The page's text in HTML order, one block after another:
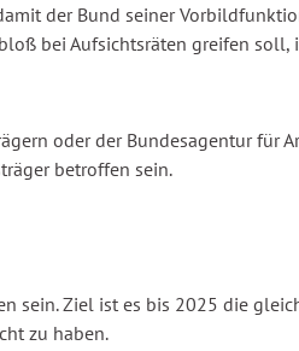
der Bund seiner
bei Aufsichtsräten greifen
oder der Bundesagentur
betroffen sein.
Ziel ist es bis 2025 die
zu haben.